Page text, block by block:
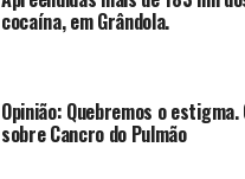
cocaína, em Grândola.
Opinião: Quebremos o
sobre Cancro do Pulmão